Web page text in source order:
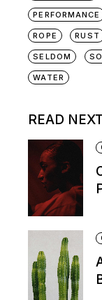
PERFORMANCE
ROPE RUST
SELDOM
WATER
READ